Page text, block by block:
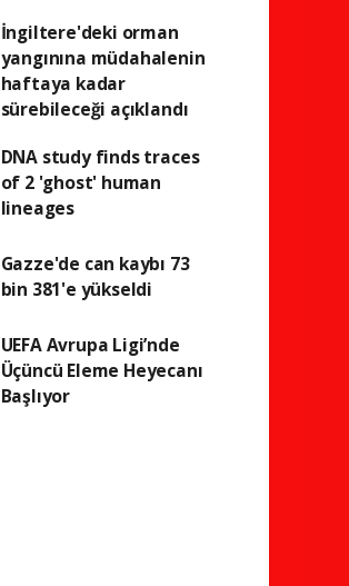
İngiltere'deki orman
yangınına müdahalenin
haftaya kadar
sürebileceği açıklandı
DNA study finds traces
of 2 'ghost' human
lineages
Gazze'de can kaybı 73
bin 381'e yükseldi
UEFA Avrupa Ligi’nde
Üçüncü Eleme Heyecanı
Başlıyor